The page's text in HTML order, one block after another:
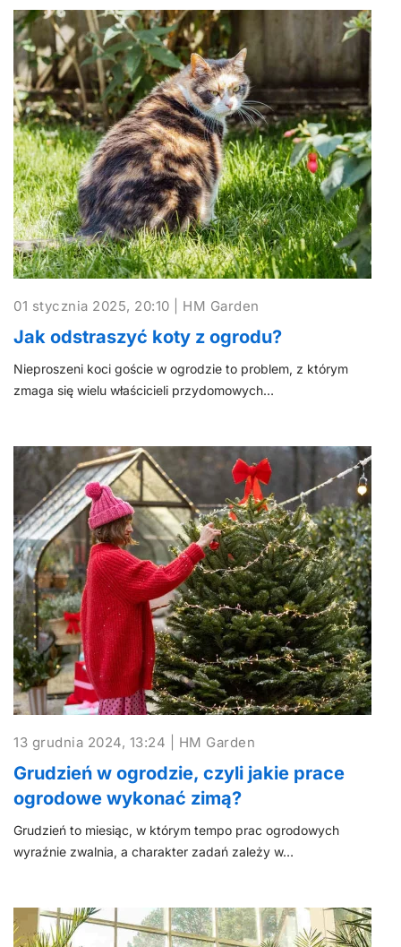
01 stycznia 2025, 20:10 | HM Garden
Jak odstraszyć koty z ogrodu?
Nieproszeni koci goście w ogrodzie to problem, z którym
zmaga się wielu właścicieli przydomowych…
13 grudnia 2024, 13:24 | HM Garden
Grudzień w ogrodzie, czyli jakie prace
ogrodowe wykonać zimą?
Grudzień to miesiąc, w którym tempo prac ogrodowych
wyraźnie zwalnia, a charakter zadań zależy w…